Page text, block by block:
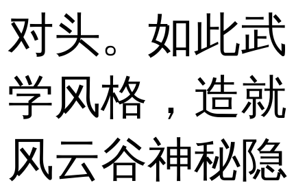
对头。如此武
学风格，造就
风云谷神秘隐